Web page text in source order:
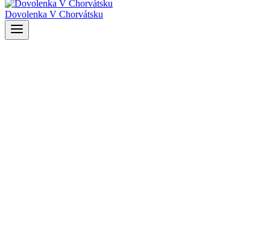
Dovolenka V Chorvátsku